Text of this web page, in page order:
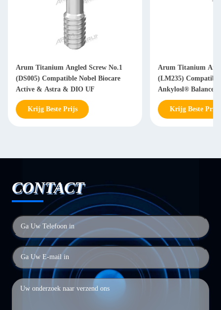
Arum Titanium Angled Screw No.1
(DS005) Compatible Nobel Biocare
Active & Astra & DIO UF
Krijg Beste Prijs
Arum Titanium
(LM235)
Ankylosl® Balance
Krijg Beste Prijs
CONTACT